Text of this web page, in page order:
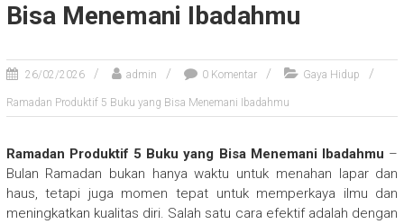
Bisa Menemani Ibadahmu
26/02/2026 admin 0 Komentar Gaya Hidup
Ramadan Produktif 5 Buku yang Bisa Menemani Ibadahmu
Ramadan Produktif 5 Buku yang Bisa Menemani Ibadahmu –
Bulan Ramadan bukan hanya waktu untuk menahan lapar dan
haus, tetapi juga momen tepat untuk memperkaya ilmu dan
meningkatkan kualitas diri. Salah satu cara efektif adalah dengan